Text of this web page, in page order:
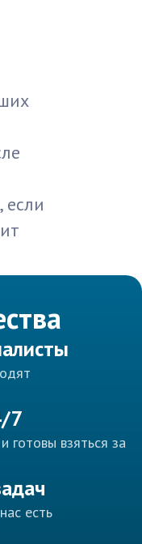
если
7
готовы взяться за
есть